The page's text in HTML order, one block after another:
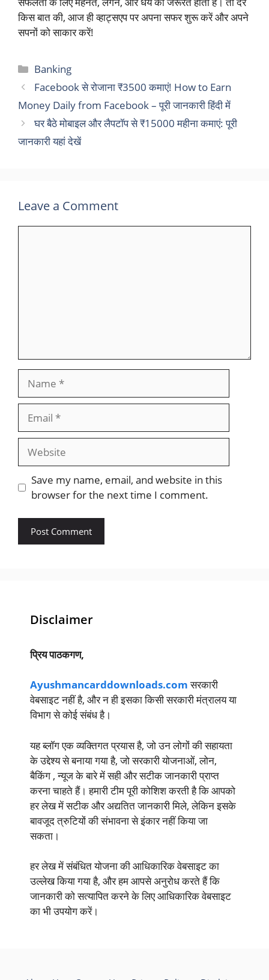
किस बात की, आज ही व्हाट्सएप पर अपना सफर शुरू करें और अपने
सपनों को साकार करें!
Categories
Banking
Facebook से रोजाना ₹3500 कमाएं! How to Earn
Money Daily from Facebook – पूरी जानकारी हिंदी में
घर बैठे मोबाइल और लैपटॉप से ₹15000 महीना कमाएं: पूरी
जानकारी यहां देखें
Leave a Comment
Website
Save my name, email, and website in this
browser for the next time I comment.
Disclaimer
प्रिय पाठकगण,
Ayushmancarddownloads.comसरकारी
वेबसाइट नहीं है, और न ही इसका किसी सरकारी मंत्रालय या
विभाग से कोई संबंध है।
यह ब्लॉग एक व्यक्तिगत प्रयास है, जो उन लोगों की सहायता
के उद्देश्य से बनाया गया है, जो सरकारी योजनाओं, लोन,
बैकिंग , न्यूज के बारे में सही और सटीक जानकारी प्राप्त
करना चाहते हैं। हमारी टीम पूरी कोशिश करती है कि आपको
हर लेख में सटीक और अद्यतित जानकारी मिले, लेकिन इसके
बावजूद त्रुटियों की संभावना से इंकार नहीं किया जा
सकता।
हर लेख में संबंधित योजना की आधिकारिक वेबसाइट का
उल्लेख किया गया है, और हम आपसे अनुरोध करते हैं कि
जानकारी को सत्यापित करने के लिए आधिकारिक वेबसाइट
का भी उपयोग करें।